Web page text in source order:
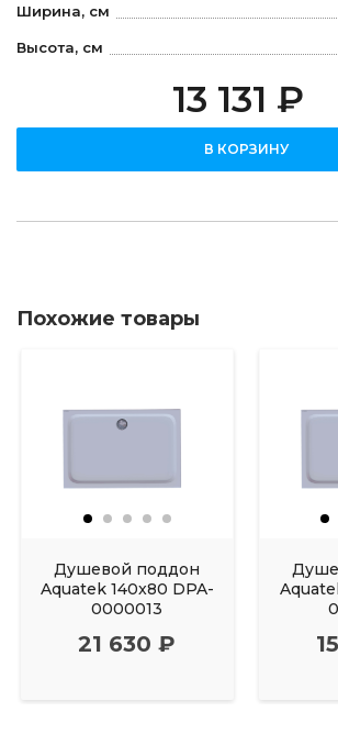
Ширина, см
Высота, см
13 131 ₽
В КОРЗИНУ
Похожие товары
Душевой поддон
Aquatek 140x80 DPA-
0000013
21 630 ₽